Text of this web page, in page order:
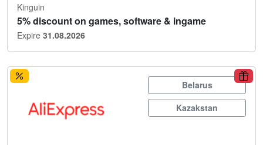
Kinguin
5% discount on games, software & ingame
Expire 31.08.2026
Belarus
Kazakstan